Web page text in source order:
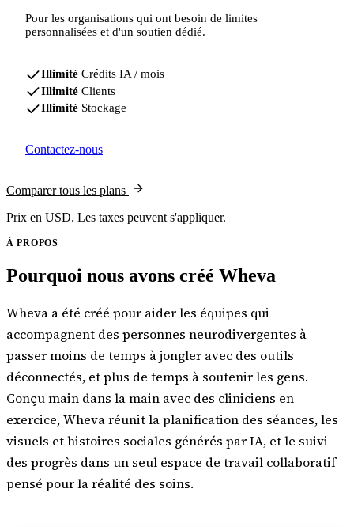
Pour les organisations qui ont besoin de limites
personnalisées et d'un soutien dédié.
Illimité Crédits IA / mois
Illimité Clients
Illimité Stockage
Contactez-nous
Comparer tous les plans
Prix en USD. Les taxes peuvent s'appliquer.
À PROPOS
Pourquoi nous avons créé Wheva
Wheva a été créé pour aider les équipes qui
accompagnent des personnes neurodivergentes à
passer moins de temps à jongler avec des outils
déconnectés, et plus de temps à soutenir les gens.
Conçu main dans la main avec des cliniciens en
exercice, Wheva réunit la planification des séances, les
visuels et histoires sociales générés par IA, et le suivi
des progrès dans un seul espace de travail collaboratif
pensé pour la réalité des soins.